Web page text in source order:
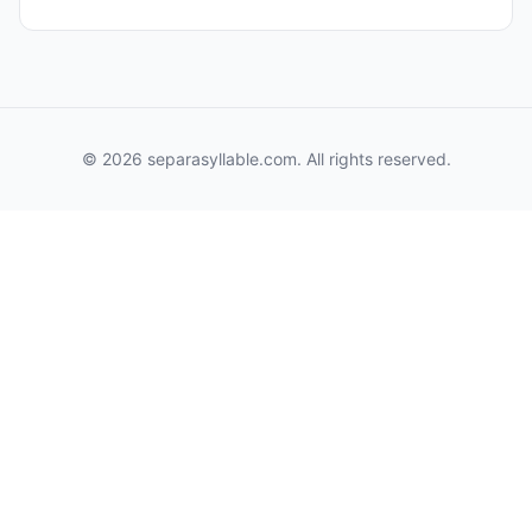
© 2026 separasyllable.com. All rights reserved.